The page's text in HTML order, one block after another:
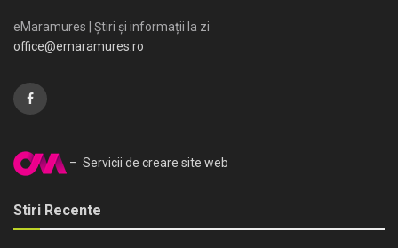
eMaramures | Știri și informații la zi
office@emaramures.ro
– Servicii de creare site web
Stiri Recente